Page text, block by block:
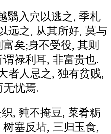
翳入穴以逃之, 季札
远之, 从其所好, 莫与
矣;身不受役, 其则
禄利耳, 非富贵也.
者人忌之, 独有贫贱,
忧焉.
, 豘不掩豆, 菜肴粝
塞反坫, 三归玉食,